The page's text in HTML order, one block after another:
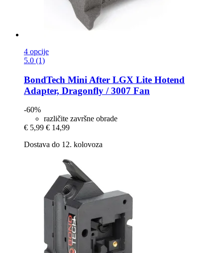
4 opcije
5.0 (1)
BondTech Mini After LGX Lite Hotend
Adapter, Dragonfly / 3007 Fan
-60%
različite završne obrade
€ 5,99 € 14,99
Dostava do 12. kolovoza